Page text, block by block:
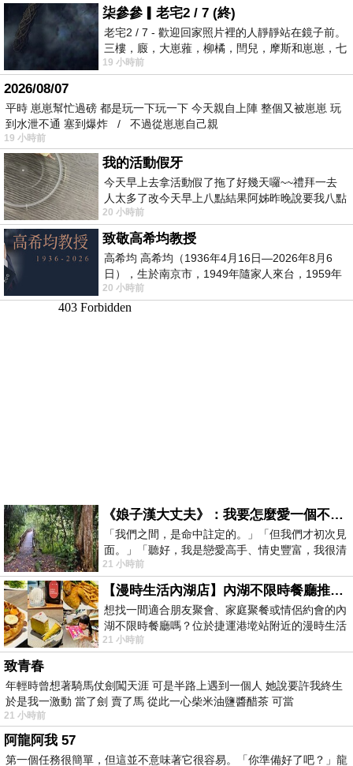
柒參參▎老宅2 / 7 (終)
老宅2 / 7 - 歡迎回家照片裡的人靜靜站在鏡子前。
三樓，廄，大崽蕥，柳橘，閆兒，摩斯和崽崽，七
個人整整齊齊地站在鏡框之外，如同
19 小時前
2026/08/07
平時 崽崽幫忙過磅 都是玩一下玩一下 今天親自上陣 整個又被崽崽 玩
到水泄不通 塞到爆炸 / 不過從崽崽自己親
19 小時前
我的活動假牙
今天早上去拿活動假了拖了好幾天囉~~禮拜一去
人太多了改今天早上八點結果阿姊昨晚說要我八點
去西螺農會~回到莿桐都8點半多了
20 小時前
致敬高希均教授
高希均 高希均（1936年4月16日—2026年8月6
日），生於南京市，1949年隨家人來台，1959年
赴美深造並取得經濟發展博士學位。曾任
20 小時前
《娘子漢大丈夫》：我要怎麼愛一個不存在的人？
「我們之間，是命中註定的。」「但我們才初次見
面。」「聽好，我是戀愛高手、情史豐富，我很清
楚這種感覺，你我之間的那種感覺，現
21 小時前
【漫時生活內湖店】內湖不限時餐廳推薦｜捷運港墘站美食，聚餐、約會、家庭聚會首選，正餐甜點一次滿足
想找一間適合朋友聚會、家庭聚餐或情侶約會的內
湖不限時餐廳嗎？位於捷運港墘站附近的漫時生活
內湖店，從捷運站步行約4分鐘即可抵
21 小時前
致青春
年輕時曾想著騎馬仗劍闖天涯 可是半路上遇到一個人 她說要許我終生
於是我一激動 當了劍 賣了馬 從此一心柴米油鹽醬醋茶 可當
21 小時前
阿龍阿我 57
第一個任務很簡單，但這並不意味著它很容易。「你準備好了吧？」龍